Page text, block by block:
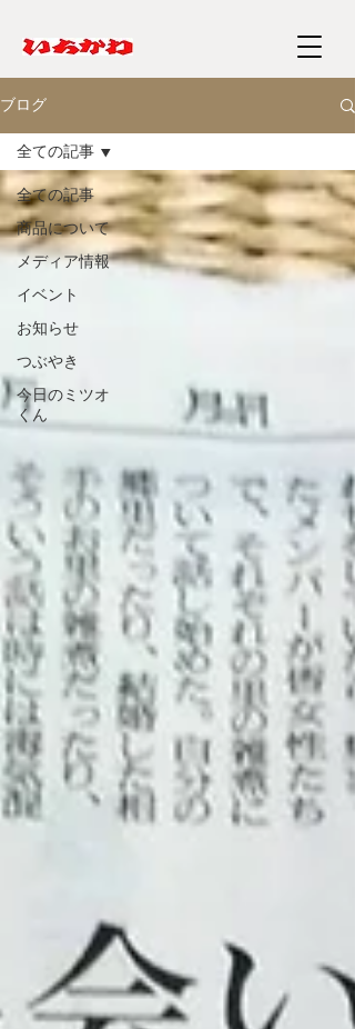
ブログ
全ての記事
商品について
メディア情報
イベント
お知らせ
つぶやき
今日のミツオ
くん
全ての記事